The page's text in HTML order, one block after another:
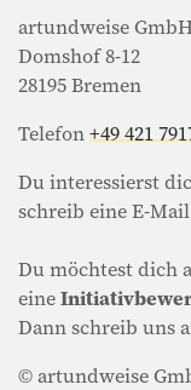
artundweise
Domshof 8-12
28195 Bremen
Telefon+49 421
Du interessierst
schreib eine E-
Du möchtest dich
eine
Dann schreib uns
© artundweise